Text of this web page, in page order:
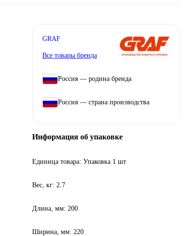
GRAF
Все товары бренда
Россия — родина бренда
Россия — страна производства
Информация об упаковке
Единица товара: Упаковка 1 шт
Вес, кг: 2.7
Длина, мм: 200
Ширина, мм: 220